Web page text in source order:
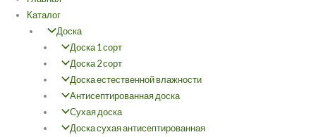
Каталог
Доска
Доска 1 сорт
Доска 2 сорт
Доска естественной влажности
Антисептированная доска
Сухая доска
Доска сухая антисептированная